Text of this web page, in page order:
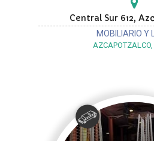
Central Sur 612,
MOBILIARIO Y